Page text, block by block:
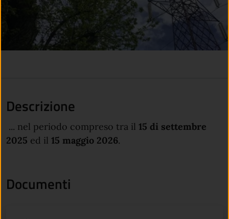
Descrizione
... nel periodo compreso tra il 15 di settembre
2025 ed il 15 maggio 2026.
Documenti